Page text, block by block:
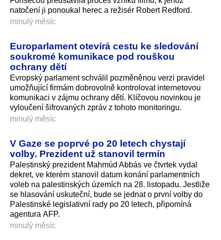
natočení ji ponoukal herec a režisér Robert Redford.
minulý měsíc
Europarlament otevírá cestu ke sledování
soukromé komunikace pod rouškou
ochrany dětí
Evropský parlament schválil pozměněnou verzi pravidel
umožňující firmám dobrovolně kontrolovat internetovou
komunikaci v zájmu ochrany dětí. Klíčovou novinkou je
vyloučení šifrovaných zpráv z tohoto monitoringu.
minulý měsíc
V Gaze se poprvé po 20 letech chystají
volby. Prezident už stanovil termín
Palestinský prezident Mahmúd Abbás ve čtvrtek vydal
dekret, ve kterém stanovil datum konání parlamentních
voleb na palestinských územích na 28. listopadu. Jestliže
se hlasování uskuteční, bude se jednat o první volby do
Palestinské legislativní rady po 20 letech, připomíná
agentura AFP.
minulý měsíc